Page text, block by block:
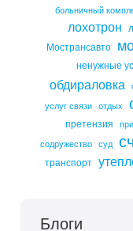
больничный
лохотрон
Мострансавто
ненужные
обдираловка
услуг связи отдых
претензия
содружество суд
транспорт
Блоги